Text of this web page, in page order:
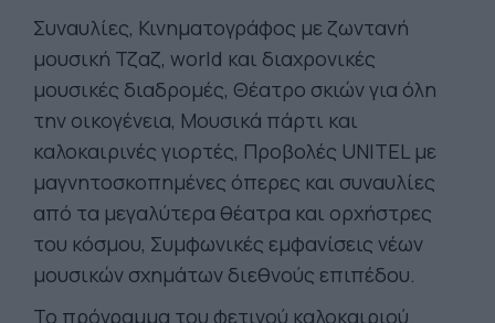
Συναυλίες, Κινηματογράφος με ζωντανή
μουσική Τζαζ, world και διαχρονικές
μουσικές διαδρομές, Θέατρο σκιών για όλη
την οικογένεια, Μουσικά πάρτι και
καλοκαιρινές γιορτές, Προβολές UNITEL με
μαγνητοσκοπημένες όπερες και συναυλίες
από τα μεγαλύτερα θέατρα και ορχήστρες
του κόσμου, Συμφωνικές εμφανίσεις νέων
μουσικών σχημάτων διεθνούς επιπέδου.
Το πρόγραμμα του φετινού καλοκαιριού